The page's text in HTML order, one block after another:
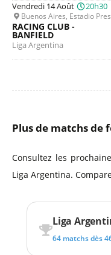
Vendredi 14 Août
20h30
Buenos Aires, Estadio
RACING CLUB -
BANFIELD
Liga Argentina
Plus de matchs de
Consultez les
Liga Argentina.
Liga
64 matchs dès